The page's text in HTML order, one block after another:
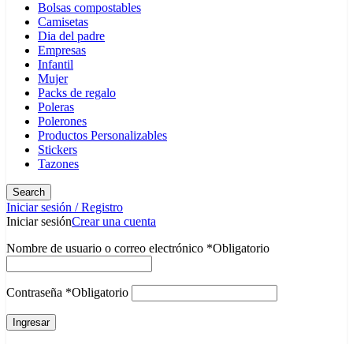
Bolsas compostables
Camisetas
Dia del padre
Empresas
Infantil
Mujer
Packs de regalo
Poleras
Polerones
Productos Personalizables
Stickers
Tazones
Search
Iniciar sesión / Registro
Iniciar sesiónCrear una cuenta
Nombre de usuario o correo electrónico *Obligatorio
Contraseña *Obligatorio
Ingresar